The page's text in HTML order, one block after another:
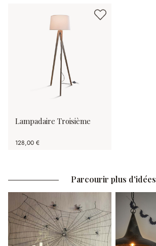
Lampadaire Troisième
128,00 €
Parcourir plus d'idées